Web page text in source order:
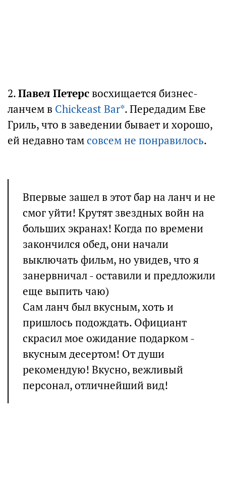
2.Павел Петерсвосхищается бизнес-
ланчем в Chickeast Bar*. Передадим Еве
Гриль, что в заведении бывает и хорошо,
ей недавно тамсовсем не понравилось.
Впервые зашел в этот бар на ланч и не
смог уйти! Крутят звездных войн на
больших экранах! Когда по времени
закончился обед, они начали
выключать фильм, но увидев, что я
занервничал - оставили и предложили
еще выпить чаю)
Сам ланч был вкусным, хоть и
пришлось подождать. Официант
скрасил мое ожидание подарком -
вкусным десертом! От души
рекомендую! Вкусно, вежливый
персонал, отличнейший вид!